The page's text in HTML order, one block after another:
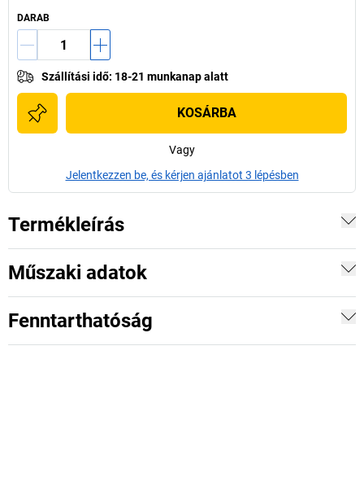
DARAB
Szállítási idő: 18-21 munkanap alatt
KOSÁRBA
Vagy
Jelentkezzen be, és kérjen ajánlatot 3 lépésben
Termékleírás
Műszaki adatok
Fenntarthatóság